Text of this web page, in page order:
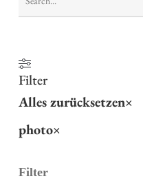
Filter
Alles zurücksetzen×
photo×
Filter